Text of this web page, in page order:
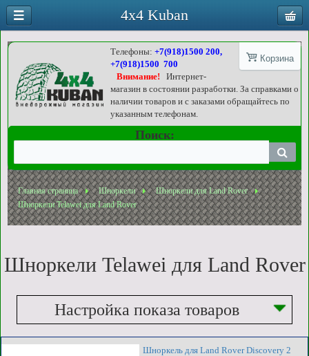
Корзина
Телефоны:+7(918)1500 200,
+7(918)1500 700
Внимание!
Интернет-
магазин в состоянии разработки. За справками о
наличии товаров и с заказами обращайтесь по
указанным телефонам.
Поиск:
Главная страница Шноркели
Шноркели для Land Rover
Шноркели Telawei для Land Rover
Шноркели Telawei для Land Rover
Настройка показа товаров
Шноркель для Land Rover Discovery 2
4x4 Kuban